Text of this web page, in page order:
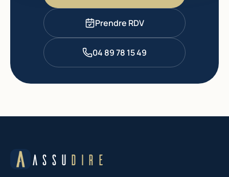
Prendre RDV
04 89 78 15 49
ASSU DIRE